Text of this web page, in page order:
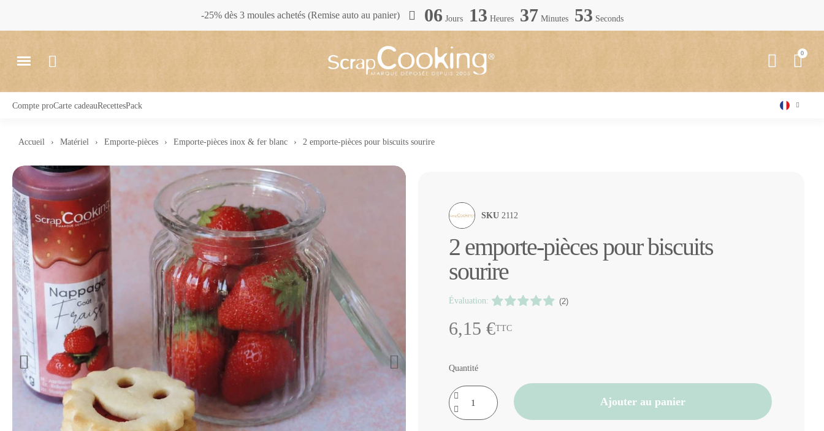
-25% dès 3 moules achetés (Remise auto au panier) 06 Jours 13 Heures 37 Minutes 51 Seconds
Compte proCarte cadeauRecettesPack
Accueil Matériel Emporte-pièces Emporte-pièces inox & fer blanc 2 emporte-pièces pour biscuits sourire
SKU 2112
2 emporte-pièces pour biscuits
sourire
Évaluation: (2)
6,15 €TTC
Quantité
Ajouter au panier